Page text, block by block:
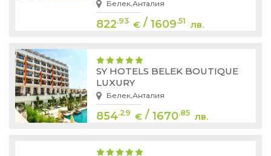
Белек,Анталия
822.93 € /1609.51 лв.
SY HOTELS BELEK BOUTIQUE
LUXURY
Белек,Анталия
854.29 € /1670.85 лв.